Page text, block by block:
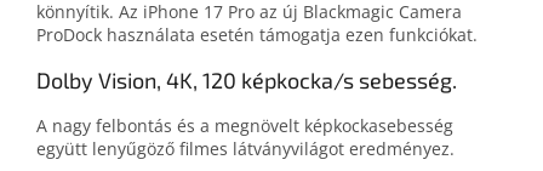
könnyítik. Az iPhone 17 Pro az új Blackmagic Camera
ProDock használata esetén támogatja ezen funkciókat.
Dolby Vision, 4K, 120 képkocka/s sebesség.
A nagy fel­bontás és a meg­növelt kép­kocka­sebesség
együtt lenyűgöző filmes látvány­világot eredményez.